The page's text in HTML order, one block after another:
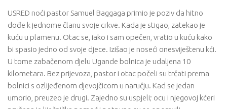
USRED noći pastor Samuel Baggaga primio je poziv da hitno
dođe k jednome članu svoje crkve. Kada je stigao, zatekao je
kuću u plamenu. Otac se, iako i sam opečen, vratio u kuću kako
bi spasio jedno od svoje djece. Izišao je noseći onesviještenu kći.
U tome zabačenom djelu Ugande bolnica je udaljena 10
kilometara. Bez prijevoza, pastor i otac počeli su trčati prema
bolnici s ozlijeđenom djevojčicom u naručju. Kad se jedan
umorio, preuzeo je drugi. Zajedno su uspjeli; ocu i njegovoj kćeri